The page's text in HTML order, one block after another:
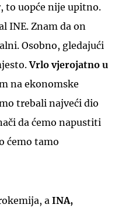
to uopće nije upitno.
INE. Znam da on
Osobno, gledajući
Vrlo vjerojatno u
na ekonomske
trebali najveći dio
da ćemo napustiti
ćemo tamo
a INA,